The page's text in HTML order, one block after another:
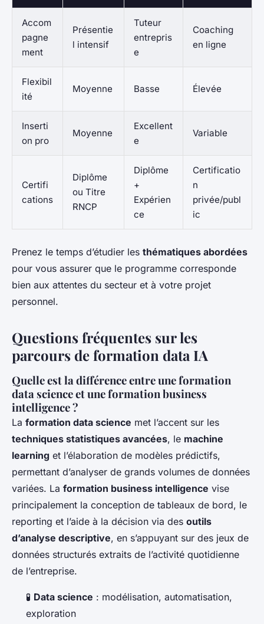
Accom
pagne
ment
Présentie
l intensif
Tuteur
entrepris
e
Coaching
en ligne
Flexibil
ité
Moyenne Basse Élevée
Inserti
on pro
Moyenne
Excellent
e
Variable
Certifi
cations
Diplôme
ou Titre
RNCP
Diplôme
+
Expérien
ce
Certificatio
n
privée/publ
ic
Prenez le temps d’étudier les thématiques abordées
pour vous assurer que le programme corresponde
bien aux attentes du secteur et à votre projet
personnel.
Questions fréquentes sur les
parcours de formation data IA
Quelle est la différence entre une formation
data science et une formation business
intelligence ?
La formation data science met l’accent sur les
techniques statistiques avancées, le machine
learning et l’élaboration de modèles prédictifs,
permettant d’analyser de grands volumes de données
variées. La formation business intelligence vise
principalement la conception de tableaux de bord, le
reporting et l’aide à la décision via des outils
d’analyse descriptive, en s’appuyant sur des jeux de
données structurés extraits de l’activité quotidienne
de l’entreprise.
🧪 Data science : modélisation, automatisation,
exploration